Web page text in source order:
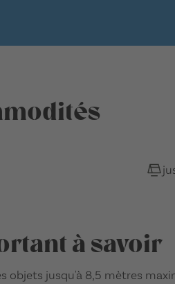
à savoir
objets jusqu'à 8,5 mètres